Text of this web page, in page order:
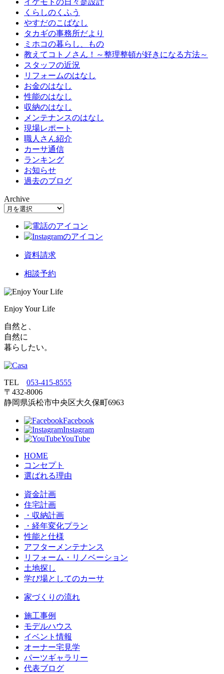
イケモトの日々是設計
くらしのくふう
やすだのこばなし
タカギの事務所だより
ミホコの暮らし、もの
教えてコトノさん！～整理整頓が好きになる方法～
スタッフの近況
リフォームのはなし
お金のはなし
性能のはなし
収納のはなし
メンテナンスのはなし
現場レポート
職人さん紹介
カーサ通信
ランキング
お知らせ
過去のブログ
Archive
資料請求
相談予約
Enjoy Your Life
自然と、
自然に
暮らしたい。
TEL 053‐415‐8555
〒432‐8006
静岡県浜松市中央区大久保町6963
Facebook
Instagram
YouTube
HOME
コンセプト
選ばれる理由
資金計画
住宅計画
・収納計画
・経年変化プラン
性能と仕様
アフターメンテナンス
リフォーム・リノベーション
土地探し
学び場としてのカーサ
家づくりの流れ
施工事例
モデルハウス
イベント情報
オーナー宅見学
パーツギャラリー
代表ブログ